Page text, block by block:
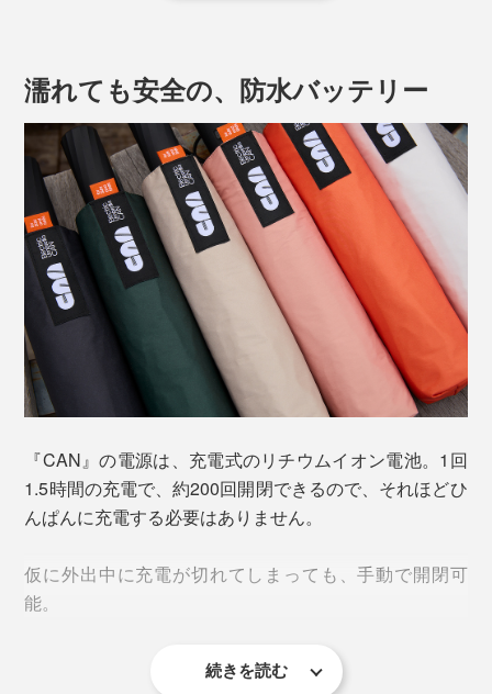
くなれる。傘を持つ所作が、確実に変わります。
ので、濡れたままバッグの中に入れてもほぼ大丈夫。
ただし、縫い目から水がしみ出ることがあるので、絶対
に濡らしたくないPCなどと一緒にはしないでください
ね。
で劣化しやすいデメリットがありますが、本品は4層で
強度をアップ。紫外線と猛暑から、長期間、身を守って
くれます。
＜雨傘の機能＞
耐水圧2000mm以上
どれだけ水がしみ込まずに耐えられるかを数値化したも
の。一般的な傘の耐水圧は250mm程度なので、2000mm
濡れても安全の、防水バッテリー
『CAN』の電源は、充電式のリチウムイオン電池。1回
1.5時間の充電で、約200回開閉できるので、それほどひ
んぱんに充電する必要はありません。
仮に外出中に充電が切れてしまっても、手動で開閉可
能。
続きを読む